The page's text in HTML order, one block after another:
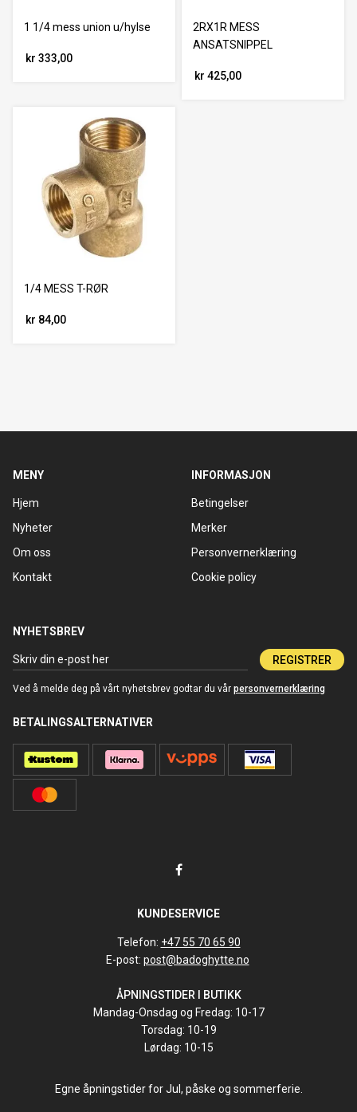
1 1/4 mess union u/hylse
kr 333,00
2RX1R MESS
ANSATSNIPPEL
kr 425,00
1/4 MESS T-RØR
kr 84,00
MENY
Hjem
Nyheter
Om oss
Kontakt
INFORMASJON
Betingelser
Merker
Personvernerklæring
Cookie policy
NYHETSBREV
REGISTRER
Ved å melde deg på vårt nyhetsbrev godtar du vår personvernerklæring
BETALINGSALTERNATIVER
KUNDESERVICE
Telefon: +47 55 70 65 90
E-post: post@badoghytte.no
ÅPNINGSTIDER I BUTIKK
Mandag-Onsdag og Fredag: 10-17
Torsdag: 10-19
Lørdag: 10-15
Egne åpningstider for Jul, påske og sommerferie.